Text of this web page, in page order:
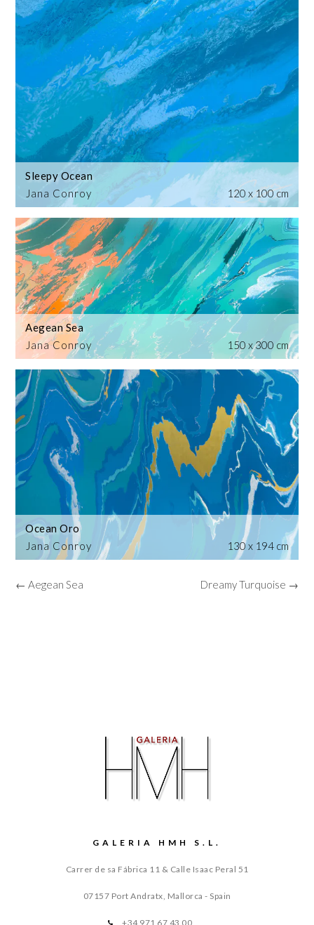
Jana Conroy
Sleepy Ocean
120 x 100 cm
Jana Conroy
Aegean Sea
150 x 300 cm
Jana Conroy
Ocean Oro
130 x 194 cm
← Aegean Sea Dreamy Turquoise →
GALERIA HMH S.L.
Carrer de sa Fábrica 11 & Calle Isaac Peral 51
07157 Port Andratx, Mallorca - Spain
+34 971 67 43 00